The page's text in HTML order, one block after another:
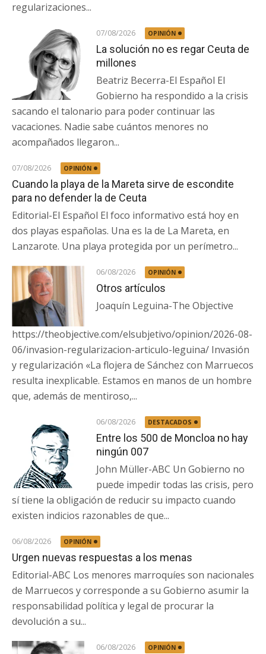
regularizaciones...
07/08/2026 OPINIÓN
La solución no es regar Ceuta de
millones
Beatriz Becerra-El Español El
Gobierno ha respondido a la crisis
sacando el talonario para poder continuar las
vacaciones. Nadie sabe cuántos menores no
acompañados llegaron...
07/08/2026 OPINIÓN
Cuando la playa de la Mareta sirve de escondite
para no defender la de Ceuta
Editorial-El Español El foco informativo está hoy en
dos playas españolas. Una es la de La Mareta, en
Lanzarote. Una playa protegida por un perímetro...
06/08/2026 OPINIÓN
Otros artículos
Joaquín Leguina-The Objective
https://theobjective.com/elsubjetivo/opinion/2026-08-
06/invasion-regularizacion-articulo-leguina/ Invasión
y regularización «La flojera de Sánchez con Marruecos
resulta inexplicable. Estamos en manos de un hombre
que, además de mentiroso,...
06/08/2026 DESTACADOS
Entre los 500 de Moncloa no hay
ningún 007
John Müller-ABC Un Gobierno no
puede impedir todas las crisis, pero
sí tiene la obligación de reducir su impacto cuando
existen indicios razonables de que...
06/08/2026 OPINIÓN
Urgen nuevas respuestas a los menas
Editorial-ABC Los menores marroquíes son nacionales
de Marruecos y corresponde a su Gobierno asumir la
responsabilidad política y legal de procurar la
devolución a su...
06/08/2026 OPINIÓN